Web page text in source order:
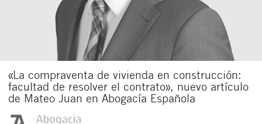
«La compraventa de vivienda en construcción:
facultad de resolver el contrato», nuevo artículo
de Mateo Juan en Abogacía Española